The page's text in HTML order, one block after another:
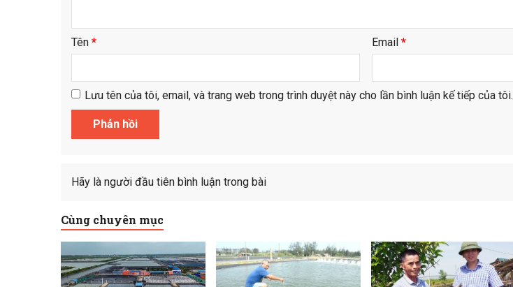
Tên * Email*
Lưu tên của tôi, email, và trang web trong trình duyệt này cho lần bình luận kế tiếp của tôi.
Hãy là người đầu tiên bình luận trong bài
Cùng chuyên mục